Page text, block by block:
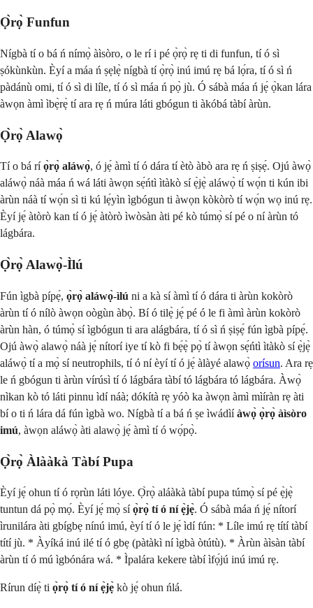
Ọ̀rọ̀ Funfun
Nígbà tí o bá ń nímọ̀ àìsòro, o le rí i pé ọ̀rọ̀ rẹ ti di funfun, tí ó sì
ṣókùnkùn. Èyí a máa ń ṣẹlẹ̀ nígbà tí ọ̀rọ̀ inú imú rẹ bá lọ́ra, tí ó sì ń
pàdánù omi, tí ó sì di líle, tí ó sì máa ń pọ̀ jù. Ó sábà máa ń jẹ́ ọ̀kan lára
àwọn àmì ìbẹ̀rẹ̀ tí ara rẹ ń múra láti gbógun ti àkóbá tàbí àrùn.
Ọ̀rọ̀ Alawọ̀
Tí o bá rí ọ̀rọ̀ aláwọ̀, ó jẹ́ àmì tí ó dára tí ètò àbò ara rẹ ń ṣiṣẹ́. Ojú àwọ̀
aláwọ̀ náà máa ń wá láti àwọn sẹ́ńtì ìtàkò sí ẹ̀jẹ̀ aláwọ̀ tí wọ́n ti kún ibi
àrùn náà tí wọ́n sì ti kú lẹ́yìn ìgbógun ti àwọn kòkòrò tí wọ́n wọ inú rẹ.
Èyí jẹ́ àtòrò kan tí ó jẹ́ àtòrò ìwòsàn àti pé kò túmọ̀ sí pé o ní àrùn tó
lágbára.
Ọ̀rọ̀ Alawọ̀-Ìlú
Fún ìgbà pípẹ́, ọ̀rọ̀ aláwọ̀-ìlú ni a kà sí àmì tí ó dára ti àrùn kokòrò
àrùn tí ó nílò àwọn oògùn àbọ̀. Bí ó tilẹ̀ jẹ́ pé ó le fi àmì àrùn kokòrò
àrùn hàn, ó túmọ̀ sí ìgbógun ti ara alágbára, tí ó sì ń ṣiṣẹ́ fún ìgbà pípẹ́.
Ojú àwọ̀ alawọ̀ náà jẹ́ nítorí iye tí kò fi bẹ́ẹ̀ pọ̀ tí àwọn sẹ́ńtì ìtàkò sí ẹ̀jẹ̀
aláwọ̀ tí a mọ̀ sí neutrophils, tí ó ní èyí tí ó jẹ́ àlàyé alawọ̀ orísun. Ara rẹ
le ń gbógun ti àrùn vírúsì tí ó lágbára tàbí tó lágbára tó lágbára. Àwọ̀
nìkan kò tó láti pinnu ìdí náà; dókítà rẹ yóò ka àwọn àmì mìíràn rẹ àti
bí o ti ń lára dá fún ìgbà wo. Nígbà tí a bá ń ṣe ìwádìíàwọ̀ ọ̀rọ̀ àìsòro
imú, àwọn aláwọ̀ àti alawọ̀ jẹ́ àmì tí ó wọ́pọ̀.
Ọ̀rọ̀ Àlààkà Tàbí Pupa
Èyí jẹ́ ohun tí ó rọrùn láti lóye. Ọ̀rọ̀ aláàkà tàbí pupa túmọ̀ sí pé ẹ̀jẹ̀
tuntun dá pọ̀ mọ́. Èyí jẹ́ mọ̀ síọ̀rọ̀ tí ó ní ẹ̀jẹ̀. Ó sábà máa ń jẹ́ nítorí
ìrunilára àti gbígbẹ nínú imú, èyí tí ó le jẹ́ ìdí fún: * Líle imú rẹ títí tàbí
títí jù. * Àyíká inú ilé tí ó gbẹ (pàtàkì ní ìgbà òtútù). * Àrùn àìsàn tàbí
àrùn tí ó mú ìgbónára wá. * Ìpalára kekere tàbí ìfọ́jú inú imú rẹ.
Rírun díẹ̀ ti ọ̀rọ̀ tí ó ní ẹ̀jẹ̀ kò jẹ́ ohun ńlá.